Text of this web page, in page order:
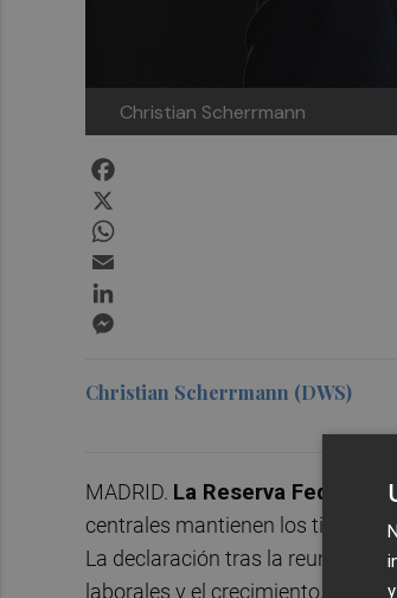
Christian Scherrmann
Christian Scherrmann (DWS)
MADRID. La Reserva Federal
centrales mantienen los tipos
La declaración tras la reunión
laborales y el crecimiento, pero